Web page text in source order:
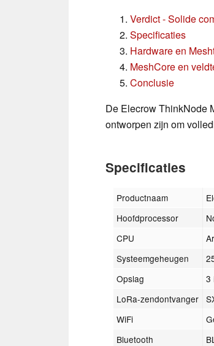
Verdict - Solide
Specificaties
Hardware en
MeshCore en
Conclusie
De Elecrow ThinkNode
ontworpen zijn om
Specificaties
Productnaam
Hoofdprocessor
CPU
Systeemgeheugen
Opslag
3
LoRa-zendontvanger
WiFi
Bluetooth